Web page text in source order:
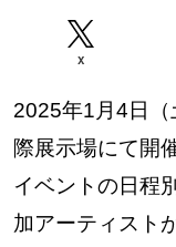
X
2025年1月4日
際展示場にて開
イベントの日程
加アーティスト